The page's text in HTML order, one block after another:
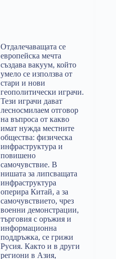
Отдалечаващата се
европейска мечта
създава вакуум, който
умело се използва от
стари и нови
геополитически играчи.
Тези играчи дават
лесносмилаем отговор
на въпроса от какво
имат нужда местните
общества: физическа
инфраструктура и
повишено
самочувствие. В
нишата за липсващата
инфраструктура
оперира Китай, а за
самочувствието, чрез
военни демонстрации,
търговия с оръжия и
информационна
поддръжка, се грижи
Русия. Както и в други
региони в Азия,